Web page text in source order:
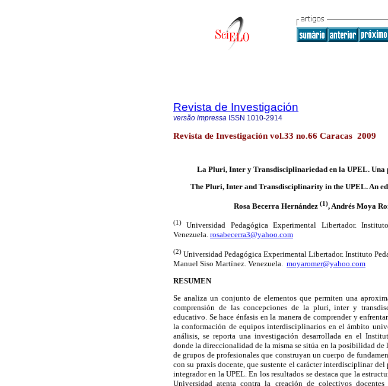
Revista de Investigación
versão impressa ISSN 1010-2914
Revista de Investigación vol.33 no.66 Caracas 2009
La Pluri, Inter y Transdisciplinariedad en la UPEL. Una
The Pluri, Inter and Transdisciplinarity in the UPEL. An
Rosa Becerra Hernández (1), Andrés Moya
(1)Universidad Pedagógica Experimental Libertador.
Venezuela. rosabecerra3@yahoo.com
(2) Universidad Pedagógica Experimental Libertador. Instituto
Manuel Siso Martínez. Venezuela. moyaromer@yahoo.com
RESUMEN
Se analiza un conjunto de elementos que permiten una
comprensión de las concepciones de la pluri, inter y
educativo. Se hace énfasis en la manera de comprender y
la conformación de equipos interdisciplinarios en el ámbito
análisis, se reporta una investigación desarrollada en el
donde la direccionalidad de la misma se sitúa en la posibilidad de
de grupos de profesionales que construyan un cuerpo de
con su praxis docente, que sustente el carácter interdisciplinar
integrador en la UPEL. En los resultados se destaca que la
Universidad atenta contra la creación de colectivos